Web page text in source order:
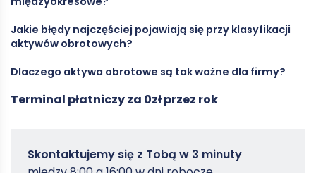
To koszty opłacone z góry (np. abonament, ubezpieczenie,
usługi), które dotyczą najbliższych okresów sprawozdawczych i
Jakie błędy najczęściej pojawiają się przy klasyfikacji
aktywów obrotowych?
Najczęściej: mylenie zapasów ze środkami trwałymi,
należności, nieuwzględnienie różnic kursowych oraz
Dlaczego aktywa obrotowe są tak ważne dla firmy?
Bo pokazują, czy przedsiębiorstwo jest w stanie regulować
Terminal płatniczy za 0zł przez rok
Zamowterminal
Skontaktujemy się z Tobą w 3 minuty